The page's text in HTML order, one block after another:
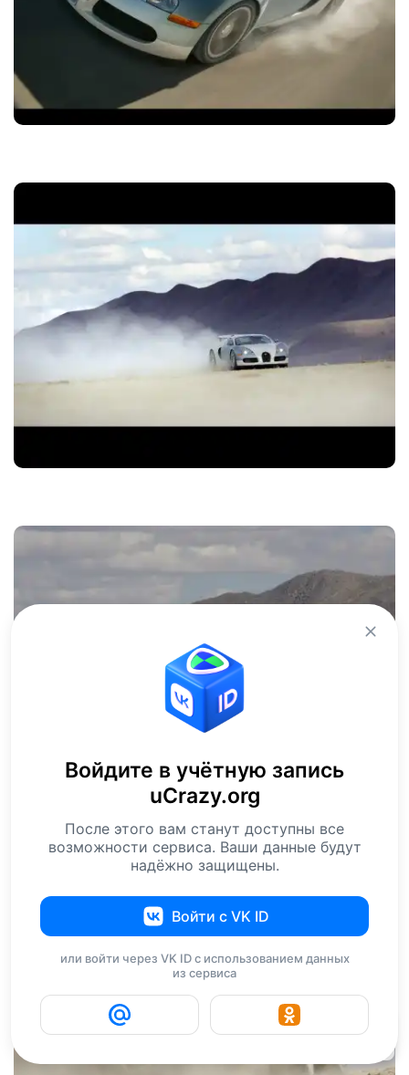
Войдите в учётную запись
uCrazy.org
После этого вам станут доступны все
возможности сервиса. Ваши данные будут
надёжно защищены.
Войти с VK ID
или войти через VK ID с использованием данных
из сервиса